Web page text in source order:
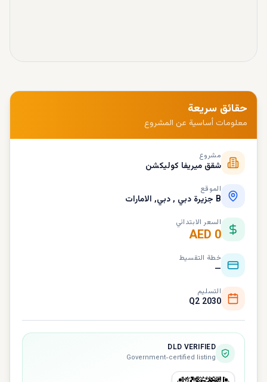
حقائق سريعة
معلومات أساسية عن المشروع
مشروع
شقق ميريفا كوليكشن
الموقع
B جزيرة دبي , دبي, الامارات
السعر الابتدائي
AED 0
خطة التقسيط
—
التسليم
Q2 2030
DLD VERIFIED
Government-certified listing